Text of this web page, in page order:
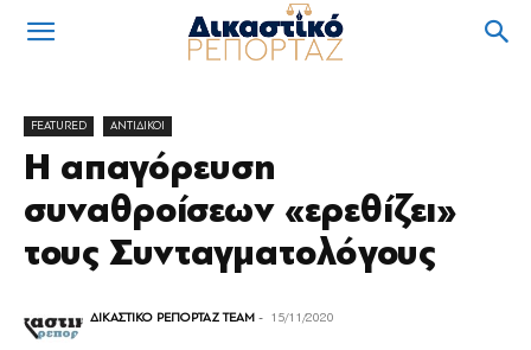
FEATURED ΑΝΤΙΔΙΚΟΙ
Η απαγόρευση
συναθροίσεων «ερεθίζει»
τους Συνταγματολόγους
ΔΙΚΑΣΤΙΚΟ ΡΕΠΟΡΤΑΖ TEAM - 15/11/2020